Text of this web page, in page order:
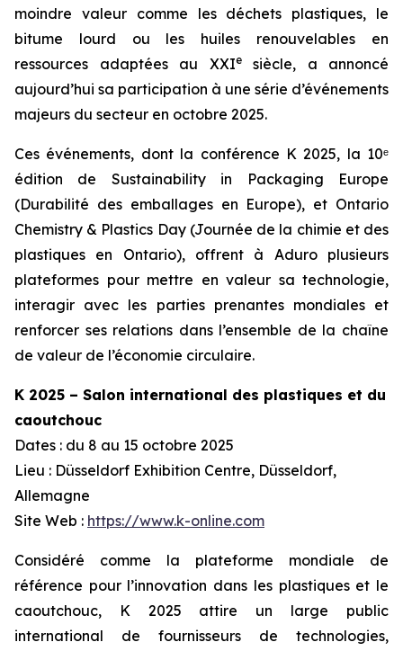
moindre valeur comme les déchets plastiques, le
bitume lourd ou les huiles renouvelables en
ressources adaptées au XXIesiècle, a annoncé
aujourd’hui sa participation à une série d’événements
majeurs du secteur en octobre 2025.
Ces événements, dont la conférence K 2025, la 10ᵉ
édition de Sustainability in Packaging Europe
(Durabilité des emballages en Europe), et Ontario
Chemistry & Plastics Day (Journée de la chimie et des
plastiques en Ontario), offrent à Aduro plusieurs
plateformes pour mettre en valeur sa technologie,
interagir avec les parties prenantes mondiales et
renforcer ses relations dans l’ensemble de la chaîne
de valeur de l’économie circulaire.
K 2025 – Salon international des plastiques et du
caoutchouc
Dates : du 8 au 15 octobre 2025
Lieu : Düsseldorf Exhibition Centre, Düsseldorf,
Allemagne
Site Web : https://www.k-online.com
Considéré comme la plateforme mondiale de
référence pour l’innovation dans les plastiques et le
caoutchouc, K 2025 attire un large public
international de fournisseurs de technologies,